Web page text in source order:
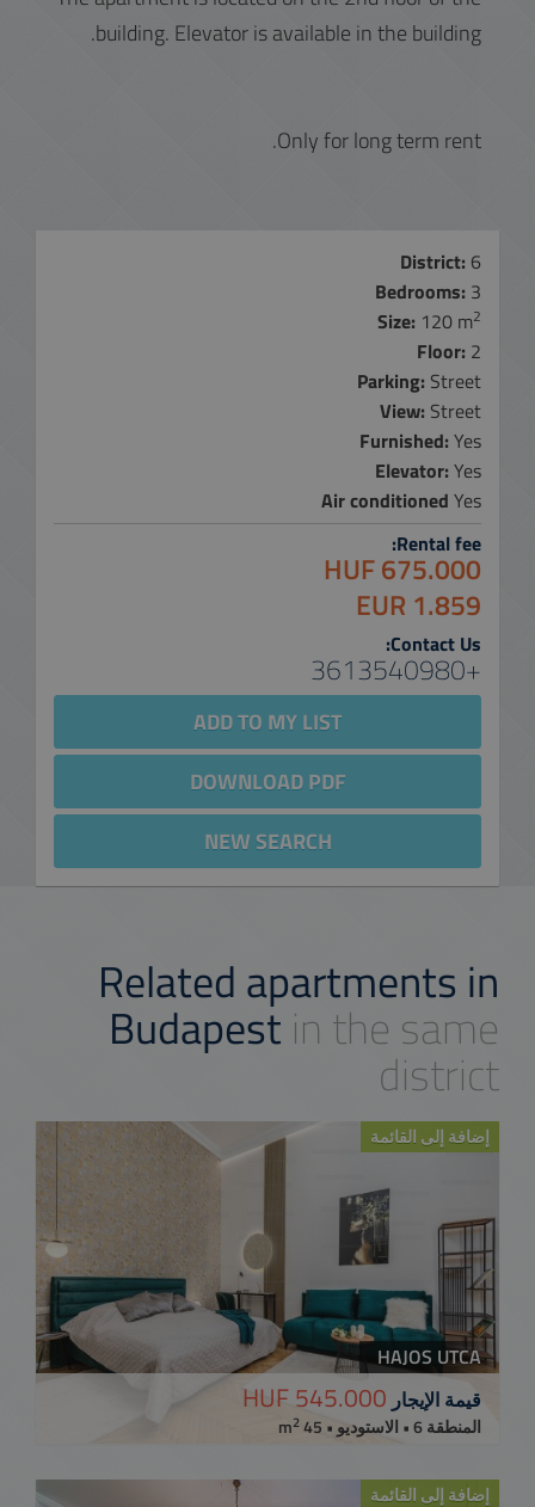
building. Elevator is available in the building.
Only for long term rent.
District: 6
Bedrooms: 3
Size: 120 m2
Floor: 2
Parking: Street
View: Street
Furnished: Yes
Elevator: Yes
Air conditioned Yes
Rental fee:
675.000 HUF
1.859 EUR
Contact Us:
+3613540980
ADD TO MY LIST
DOWNLOAD PDF
NEW SEARCH
Related apartments in
Budapest in the same
district
إضافة إلى القائمة
HAJOS UTCA
قيمة الإيجار 545.000 HUF
المنطقة 6 • الاستوديو • 45 m 2
إضافة إلى القائمة